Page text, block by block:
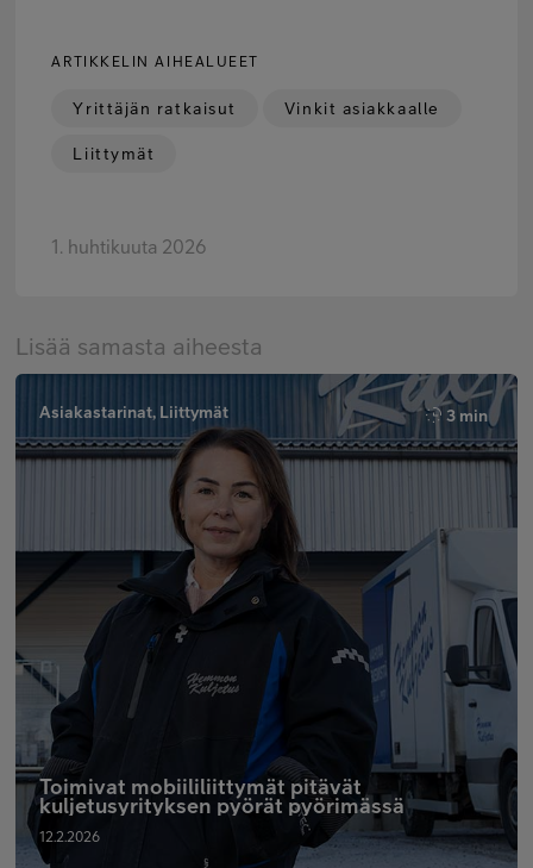
Lisää samasta aiheesta
Asiakastarinat, Liittymät 3 min
Toimivat mobiililiittymät pitävät
kuljetusyrityksen pyörät pyörimässä
12.2.2026
ARTIKKELIN AIHEALUEET
Yrittäjän ratkaisut Vinkit asiakkaalle
Liittymät
1. huhtikuuta 2026